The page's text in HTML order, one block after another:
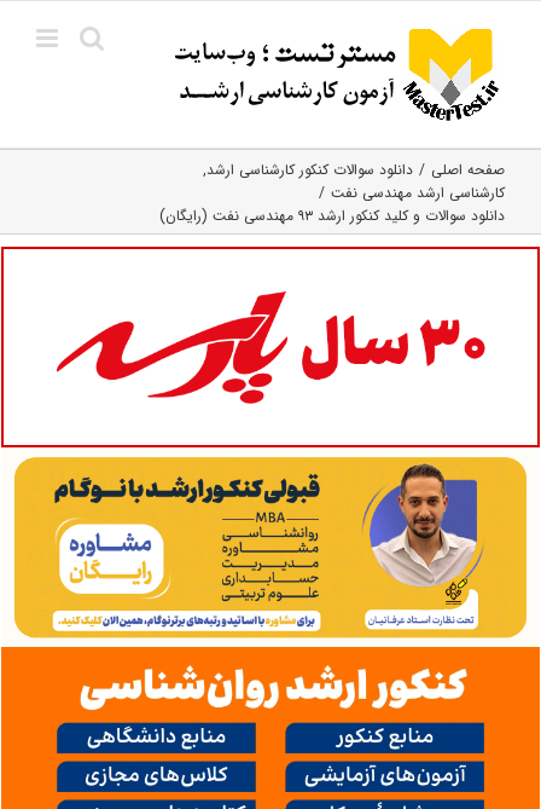
content
صفحه اصلی
دانلود سوالات کنکور کارشناسی ارشد
کارشناسی ارشد مهندسی نفت
دانلود سوالات و کلید کنکور ارشد ۹۳ مهندسی نفت (رایگان)